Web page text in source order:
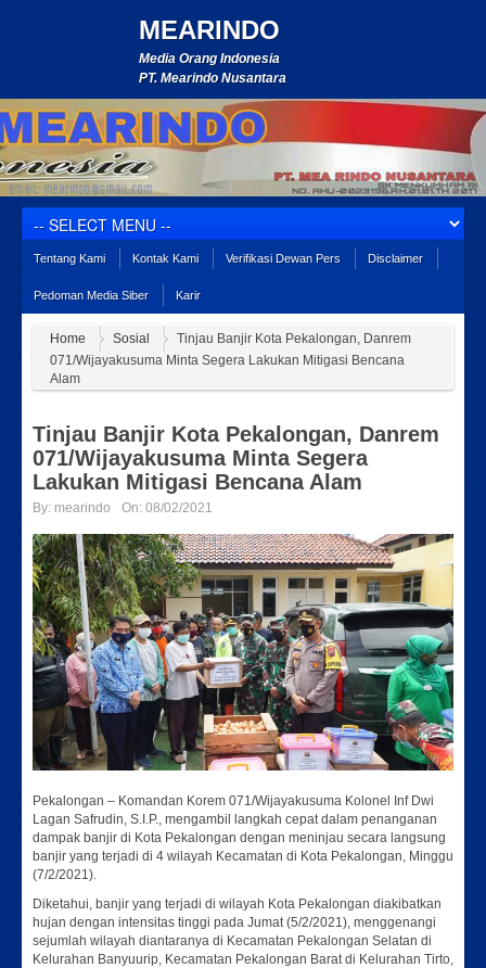
MEARINDO
Media Orang Indonesia
PT. Mearindo Nusantara
Tentang Kami Kontak Kami Verifikasi Dewan Pers Disclaimer
Pedoman Media Siber Karir
Home Sosial
Tinjau Banjir Kota Pekalongan, Danrem
071/Wijayakusuma Minta Segera Lakukan Mitigasi Bencana
Alam
Tinjau Banjir Kota Pekalongan, Danrem
071/Wijayakusuma Minta Segera
Lakukan Mitigasi Bencana Alam
By: mearindo On: 08/02/2021
Pekalongan – Komandan Korem 071/Wijayakusuma Kolonel Inf Dwi
Lagan Safrudin, S.I.P., mengambil langkah cepat dalam penanganan
dampak banjir di Kota Pekalongan dengan meninjau secara langsung
banjir yang terjadi di 4 wilayah Kecamatan di Kota Pekalongan, Minggu
(7/2/2021).
Diketahui, banjir yang terjadi di wilayah Kota Pekalongan diakibatkan
hujan dengan intensitas tinggi pada Jumat (5/2/2021), menggenangi
sejumlah wilayah diantaranya di Kecamatan Pekalongan Selatan di
Kelurahan Banyuurip, Kecamatan Pekalongan Barat di Kelurahan Tirto,